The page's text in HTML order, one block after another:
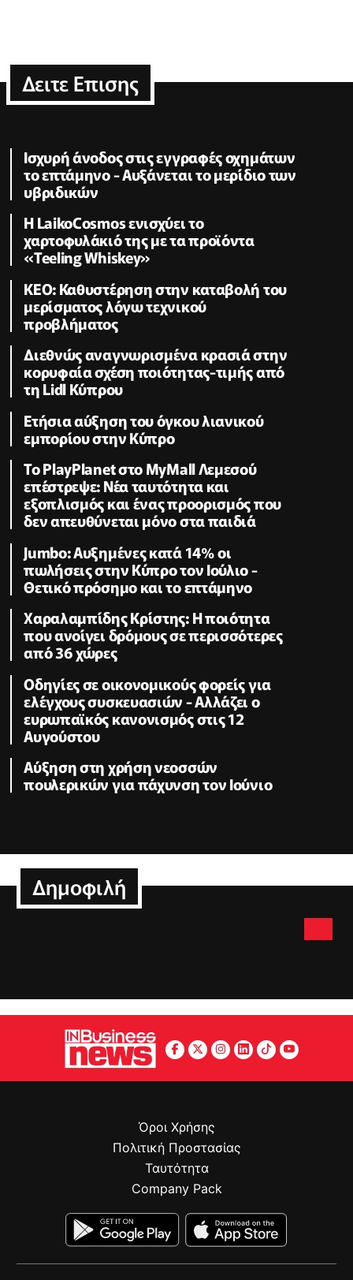
Δειτε Επισης
Ισχυρή άνοδος στις εγγραφές οχημάτων
το επτάμηνο - Αυξάνεται το μερίδιο των
υβριδικών
Η LaikoCosmos ενισχύει το
χαρτοφυλάκιό της με τα προϊόντα
«Teeling Whiskey»
KEO: Καθυστέρηση στην καταβολή του
μερίσματος λόγω τεχνικού
προβλήματος
Διεθνώς αναγνωρισμένα κρασιά στην
κορυφαία σχέση ποιότητας-τιμής από
τη Lidl Κύπρου
Ετήσια αύξηση του όγκου λιανικού
εμπορίου στην Κύπρο
Το PlayPlanet στο MyMall Λεμεσού
επέστρεψε: Νέα ταυτότητα και
εξοπλισμός και ένας προορισμός που
δεν απευθύνεται μόνο στα παιδιά
Jumbo: Αυξημένες κατά 14% οι
πωλήσεις στην Κύπρο τον Ιούλιο -
Θετικό πρόσημο και το επτάμηνο
Χαραλαμπίδης Κρίστης: Η ποιότητα
που ανοίγει δρόμους σε περισσότερες
από 36 χώρες
Οδηγίες σε οικονομικούς φορείς για
ελέγχους συσκευασιών - Αλλάζει ο
ευρωπαϊκός κανονισμός στις 12
Αυγούστου
Αύξηση στη χρήση νεοσσών
πουλερικών για πάχυνση τον Ιούνιο
Δημοφιλή
Όροι Χρήσης
Πολιτική Προστασίας
Ταυτότητα
Company Pack